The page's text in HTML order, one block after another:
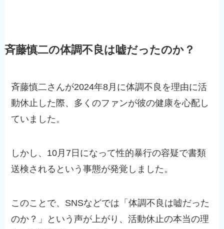
斉藤慎二の体調不良は嘘だったのか？
斉藤慎二さんが2024年8月に体調不良を理由に活
動休止した際、多くのファンが彼の健康を心配し
ていました。
しかし、10月7日になって性的暴行の容疑で書類
送検されるという事態が発覚しました。
このことで、SNSなどでは「体調不良は嘘だった
のか？」という声が上がり、活動休止の本当の理